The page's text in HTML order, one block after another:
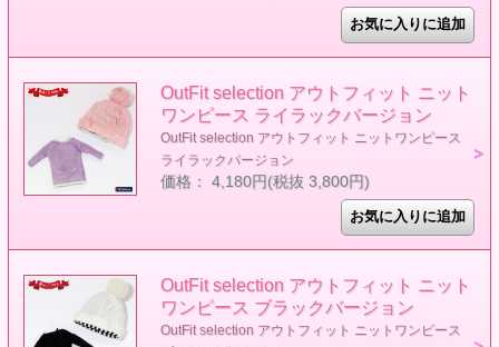
OutFit selection アウトフィット ニット
ワンピース ライラックバージョン
OutFit selection アウトフィット ニットワンピース
ライラックバージョン
価格： 4,180円(税抜 3,800円)
OutFit selection アウトフィット ニット
ワンピース ブラックバージョン
OutFit selection アウトフィット ニットワンピース